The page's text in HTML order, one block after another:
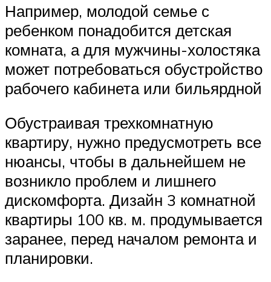
Например, молодой семье с
ребенком понадобится детская
комната, а для мужчины-холостяка
может потребоваться обустройство
рабочего кабинета или бильярдной
Обустраивая трехкомнатную
квартиру, нужно предусмотреть все
нюансы, чтобы в дальнейшем не
возникло проблем и лишнего
дискомфорта. Дизайн 3 комнатной
квартиры 100 кв. м. продумывается
заранее, перед началом ремонта и
планировки.